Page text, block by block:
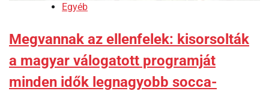
Egyéb
Megvannak az ellenfelek: kisorsolták
a magyar válogatott programját
minden idők legnagyobb socca-